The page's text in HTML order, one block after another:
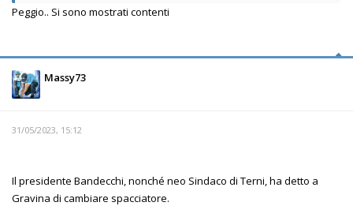
Peggio.. Si sono mostrati contenti
Massy73
31/05/2023, 15:12
Il presidente Bandecchi, nonché neo Sindaco di Terni, ha detto a
Gravina di cambiare spacciatore.